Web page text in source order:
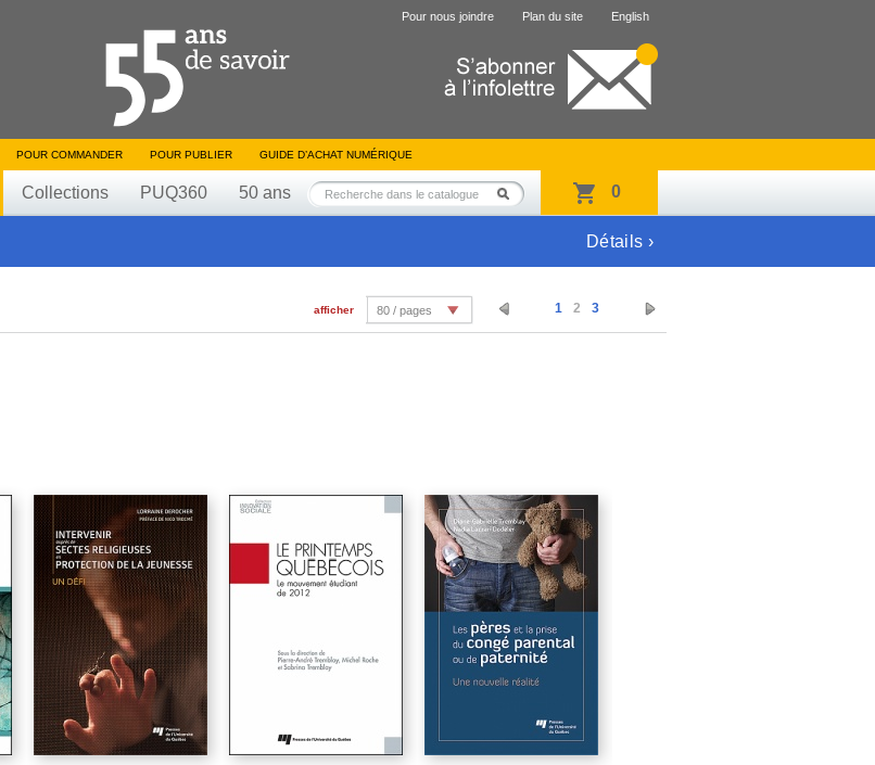
Pour nous joindre Plan du site English
POUR COMMANDER POUR PUBLIER GUIDE D’ACHAT NUMÉRIQUE
Collections PUQ360 50 ans 0
Détails ›
1 2 3
afficher 80 / pages